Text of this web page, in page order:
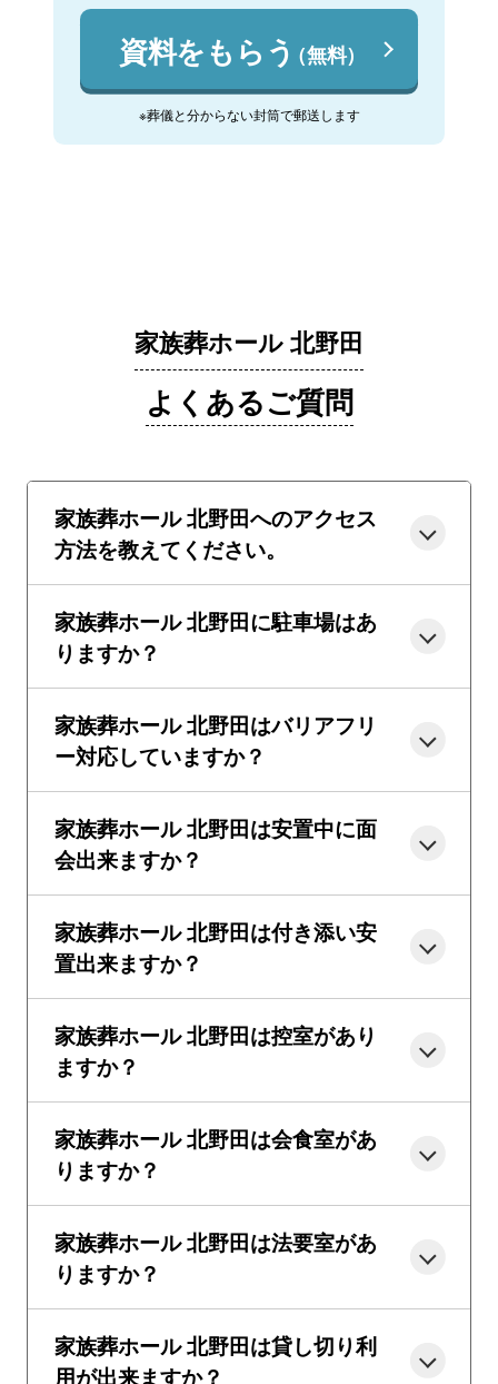
資料をもらう（無料）
※葬儀と分からない封筒で郵送します
家族葬ホール 北野田
よくあるご質問
家族葬ホール 北野田へのアクセス
方法を教えてください。
家族葬ホール 北野田に駐車場はあ
りますか？
家族葬ホール 北野田はバリアフリ
ー対応していますか？
家族葬ホール 北野田は安置中に面
会出来ますか？
家族葬ホール 北野田は付き添い安
置出来ますか？
家族葬ホール 北野田は控室があり
ますか？
家族葬ホール 北野田は会食室があ
りますか？
家族葬ホール 北野田は法要室があ
りますか？
家族葬ホール 北野田は貸し切り利
用が出来ますか？